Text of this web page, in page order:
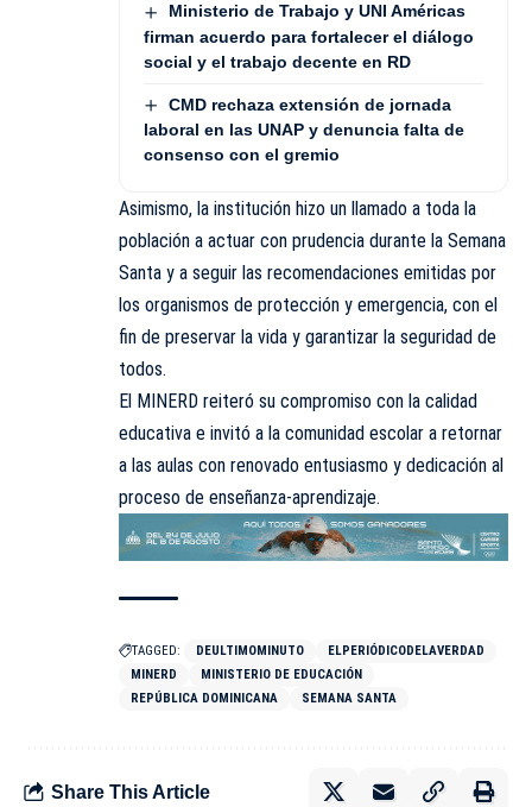
Ministerio de Trabajo y UNI Américas
firman acuerdo para fortalecer el diálogo
social y el trabajo decente en RD
CMD rechaza extensión de jornada
laboral en las UNAP y denuncia falta de
consenso con el gremio
Asimismo, la institución hizo un llamado a toda la
población a actuar con prudencia durante la Semana
Santa y a seguir las recomendaciones emitidas por
los organismos de protección y emergencia, con el
fin de preservar la vida y garantizar la seguridad de
todos.
El MINERD reiteró su compromiso con la calidad
educativa e invitó a la comunidad escolar a retornar
a las aulas con renovado entusiasmo y dedicación al
proceso de enseñanza-aprendizaje.
TAGGED: DEULTIMOMINUTO
ELPERIÓDICODELAVERDAD
MINERD
MINISTERIO DE EDUCACIÓN
REPÚBLICA DOMINICANA
SEMANA SANTA
Share This Article